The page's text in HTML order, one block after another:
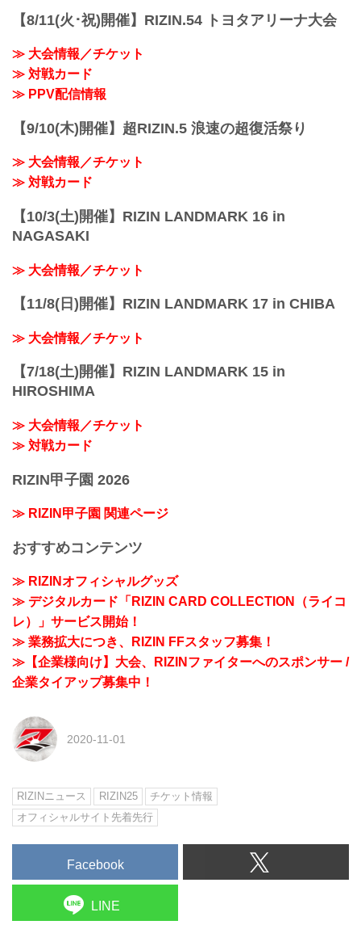
『応援コード』とは？
【8/11(火･祝)開催】RIZIN.54 トヨタアリーナ大会
≫ 大会情報／チケット
≫ 対戦カード
≫ PPV配信情報
【9/10(木)開催】超RIZIN.5 浪速の超復活祭り
≫ 大会情報／チケット
≫ 対戦カード
【10/3(土)開催】RIZIN LANDMARK 16 in
NAGASAKI
≫ 大会情報／チケット
【11/8(日)開催】RIZIN LANDMARK 17 in CHIBA
≫ 大会情報／チケット
【7/18(土)開催】RIZIN LANDMARK 15 in
HIROSHIMA
≫ 大会情報／チケット
≫ 対戦カード
RIZIN甲子園 2026
≫ RIZIN甲子園 関連ページ
おすすめコンテンツ
≫ RIZINオフィシャルグッズ
≫ デジタルカード「RIZIN CARD COLLECTION（ライコ
レ）」サービス開始！
≫ 業務拡大につき、RIZIN FFスタッフ募集！
≫【企業様向け】大会、RIZINファイターへのスポンサー /
企業タイアップ募集中！
2020-11-01
RIZINニュース RIZIN25
チケット情報
オフィシャルサイト先着先行
Facebook
LINE